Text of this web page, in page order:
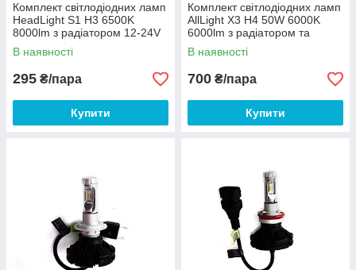
Комплект світлодіодних ламп
HeadLight S1 H3 6500K
8000lm з радіатором 12-24V
В наявності
295 ₴/пара
Купити
Комплект світлодіодних ламп
AllLight X3 H4 50W 6000K
6000lm з радіатором та
світлофільтрами
(3000K/8000K) 12-24V
В наявності
700 ₴/пара
Купити